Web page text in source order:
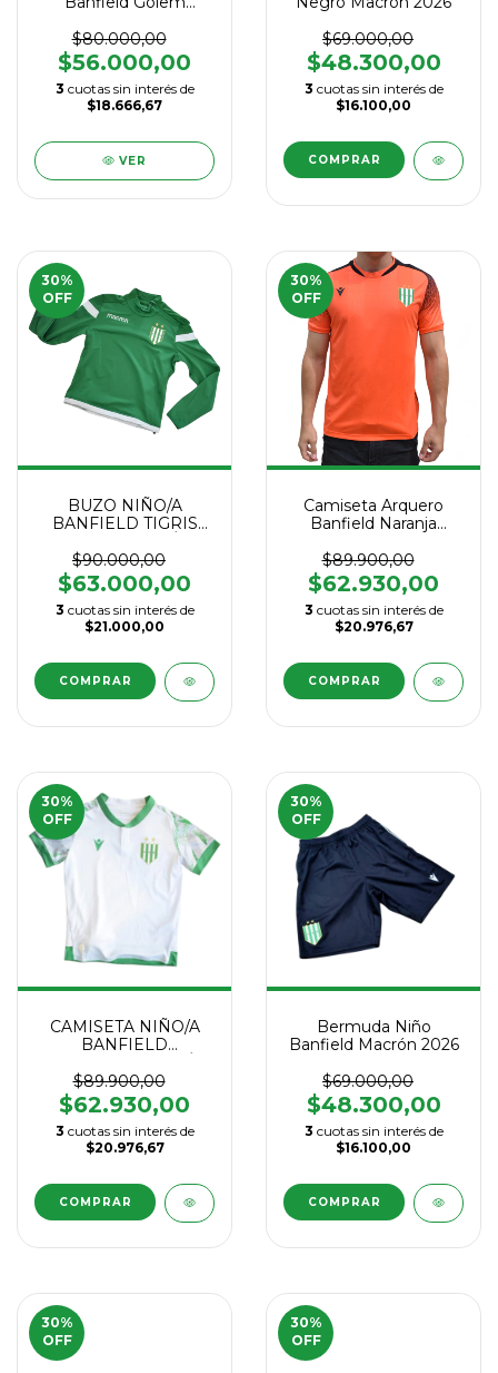
$80.000,00
$56.000,00
3 cuotas sin interés de
$18.666,67
VER
$69.000,00
$48.300,00
3 cuotas sin interés de
$16.100,00
COMPRAR
30%
OFF
BUZO NIÑO/A
BANFIELD TIGRIS
2025
$90.000,00
$63.000,00
3 cuotas sin interés de
$21.000,00
COMPRAR
30%
OFF
Camiseta Arquero
Banfield Naranja
$89.900,00
$62.930,00
3 cuotas sin interés de
$20.976,67
COMPRAR
30%
OFF
CAMISETA NIÑO/A
BANFIELD
2025
$89.900,00
$62.930,00
3 cuotas sin interés de
$20.976,67
COMPRAR
30%
OFF
Bermuda Niño
Banfield Macrón 2026
$69.000,00
$48.300,00
3 cuotas sin interés de
$16.100,00
COMPRAR
30%
OFF
30%
OFF